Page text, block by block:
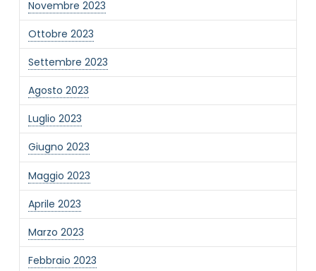
Novembre 2023
Ottobre 2023
Settembre 2023
Agosto 2023
Luglio 2023
Giugno 2023
Maggio 2023
Aprile 2023
Marzo 2023
Febbraio 2023